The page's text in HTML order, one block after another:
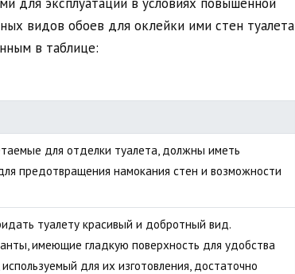
видов обоев для оклейки ими стен туалета
в таблице:
для отделки туалета, должны иметь
предотвращения намокания стен и возможности
туалету красивый и добротный вид.
имеющие гладкую поверхность для удобства
для их изготовления, достаточно